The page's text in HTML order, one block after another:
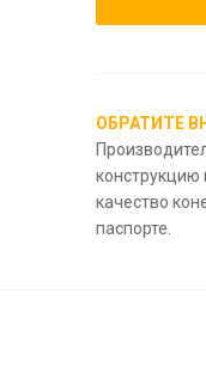
ОБРАТИТЕ
конструкцию
качество
паспорте.